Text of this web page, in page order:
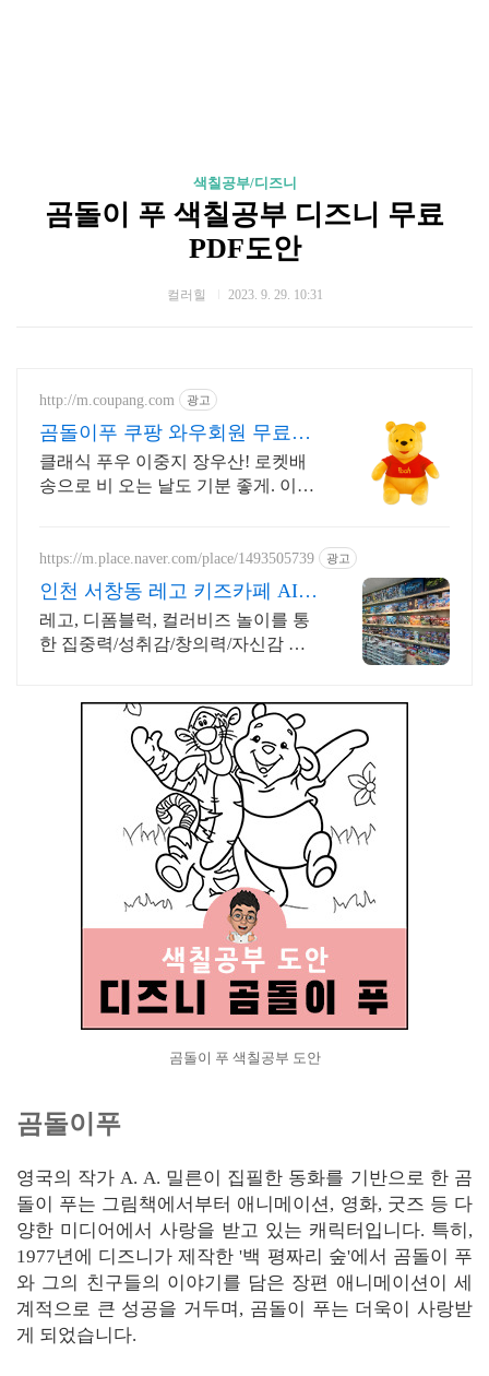
색칠공부/디즈니
곰돌이 푸 색칠공부 디즈니 무료
PDF도안
컬러힐 2023. 9. 29. 10:31
http://m.coupang.com 광고
곰돌이푸 쿠팡 와우회원 무료배
송
클래식 푸우 이중지 장우산! 로켓배
송으로 비 오는 날도 기분 좋게. 이미
https://m.place.naver.com/place/1493505739 광고
인천 서창동 레고 키즈카페 AI시
대 집중력 창의력 필수
레고, 디폼블럭, 컬러비즈 놀이를 통
한 집중력/성취감/창의력/자신감 발
휴식을 취할 수 있어요
곰돌이 푸 색칠공부 도안
곰돌이푸
영국의 작가 A. A. 밀른이 집필한 동화를 기반으로 한 곰
돌이 푸는 그림책에서부터 애니메이션, 영화, 굿즈 등 다
양한 미디어에서 사랑을 받고 있는 캐릭터입니다. 특히,
1977년에 디즈니가 제작한 '백 평짜리 숲'에서 곰돌이 푸
와 그의 친구들의 이야기를 담은 장편 애니메이션이 세
계적으로 큰 성공을 거두며, 곰돌이 푸는 더욱이 사랑받
게 되었습니다.